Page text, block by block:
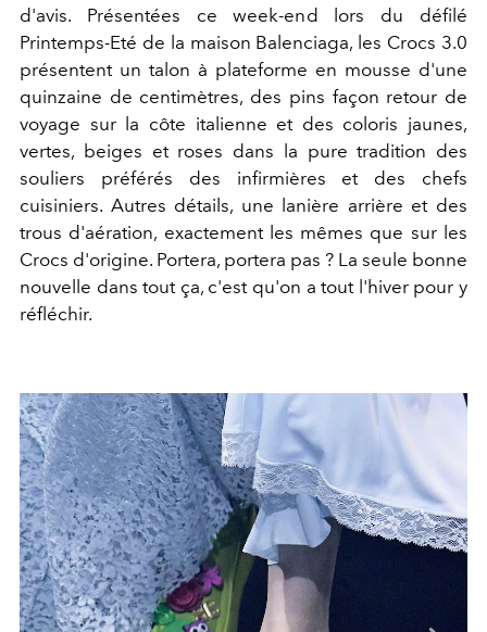
d'avis. Présentées ce week-end lors du défilé
Printemps-Eté de la maison Balenciaga, les Crocs 3.0
présentent un talon à plateforme en mousse d'une
quinzaine de centimètres, des pins façon retour de
voyage sur la côte italienne et des coloris jaunes,
vertes, beiges et roses dans la pure tradition des
souliers préférés des infirmières et des chefs
cuisiniers. Autres détails, une lanière arrière et des
trous d'aération, exactement les mêmes que sur les
Crocs d'origine. Portera, portera pas ? La seule bonne
nouvelle dans tout ça, c'est qu'on a tout l'hiver pour y
réfléchir.